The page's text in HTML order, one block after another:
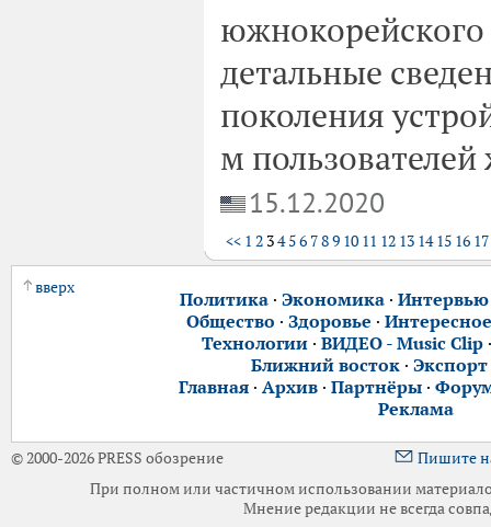
южнокорейского
детальные
поколения
м
15.12.2020
<< 1 2 34 56 789 10 11 12 13 14 15 16 17
вверх
Политика· Экономика· Интервью
Общество · Здоровье · Интересное
Технологии· ВИДЕО - Music Clip
Ближний восток ·
Главная· Архив· Партнёры·
Реклама
© 2000-2026 PRESS обозрение
Пишите
При полном или частичном использовании
Мнение редакции не всегда